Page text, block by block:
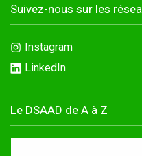
Suivez-nous sur les
Instagram
LinkedIn
Le DSAAD de A à Z